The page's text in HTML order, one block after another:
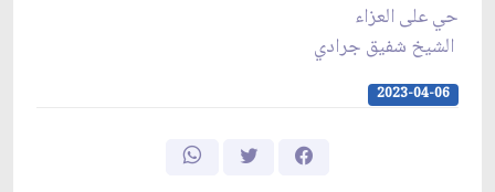
حي على العزاء
الشيخ شفيق جرادي
2023-04-06